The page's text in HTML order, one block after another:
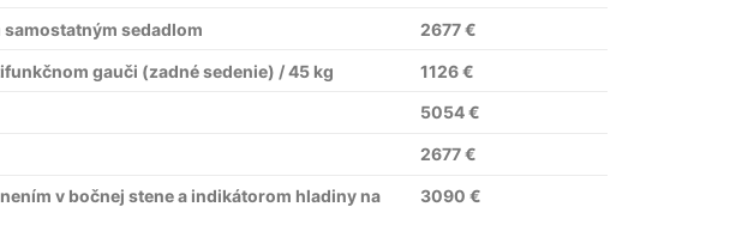
sedadlom 2677 €
gauči (zadné sedenie) / 45 kg 1126 €
5054 €
2677 €
v bočnej stene a indikátorom hladiny na
3090 €